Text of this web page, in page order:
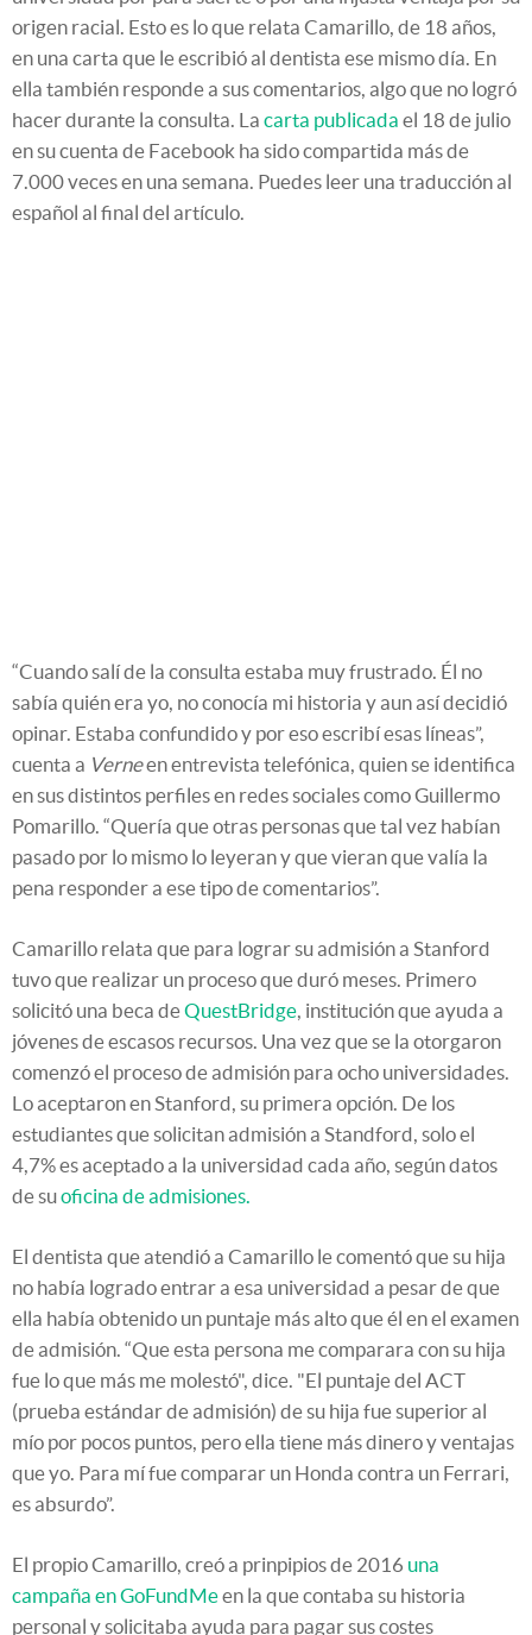
origen racial. Esto es lo que relata Camarillo, de 18 años,
en una carta que le escribió al dentista ese mismo día. En
ella también responde a sus comentarios, algo que no logró
hacer durante la consulta. La carta publicada el 18 de julio
en su cuenta de Facebook ha sido compartida más de
7.000 veces en una semana. Puedes leer una traducción al
español al final del artículo.
“Cuando salí de la consulta estaba muy frustrado. Él no
sabía quién era yo, no conocía mi historia y aun así decidió
opinar. Estaba confundido y por eso escribí esas líneas”,
cuenta a Verneen entrevista telefónica, quien se identifica
en sus distintos perfiles en redes sociales como Guillermo
Pomarillo. “Quería que otras personas que tal vez habían
pasado por lo mismo lo leyeran y que vieran que valía la
pena responder a ese tipo de comentarios”.
Camarillo relata que para lograr su admisión a Stanford
tuvo que realizar un proceso que duró meses. Primero
solicitó una beca deQuestBridge, institución que ayuda a
jóvenes de escasos recursos. Una vez que se la otorgaron
comenzó el proceso de admisión para ocho universidades.
Lo aceptaron en Stanford, su primera opción. De los
estudiantes que solicitan admisión a Standford, solo el
4,7% es aceptado a la universidad cada año, según datos
de suoficina de admisiones.
El dentista que atendió a Camarillo le comentó que su hija
no había logrado entrar a esa universidad a pesar de que
ella había obtenido un puntaje más alto que él en el examen
de admisión. “Que esta persona me comparara con su hija
fue lo que más me molestó", dice. "El puntaje del ACT
(prueba estándar de admisión) de su hija fue superior al
mío por pocos puntos, pero ella tiene más dinero y ventajas
que yo. Para mí fue comparar un Honda contra un Ferrari,
es absurdo”.
El propio Camarillo, creó a prinpipios de 2016 una
campaña en GoFundMeen la que contaba su historia
personal y solicitaba ayuda para pagar sus costes